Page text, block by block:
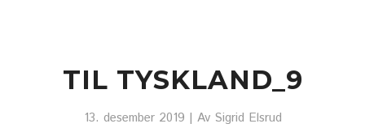
TIL TYSKLAND_9
13. desember 2019 | Av Sigrid Elsrud